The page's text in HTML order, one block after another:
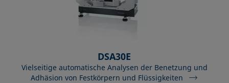
DSA30E
Vielseitige automatische Analysen der Benetzung und
Adhäsion von Festkörpern und Flüssigkeiten